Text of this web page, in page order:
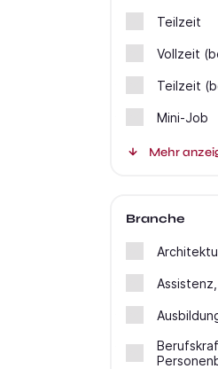
Teilzeit
Vollzeit
Teilzeit
Mini-Job
Mehr
Branche